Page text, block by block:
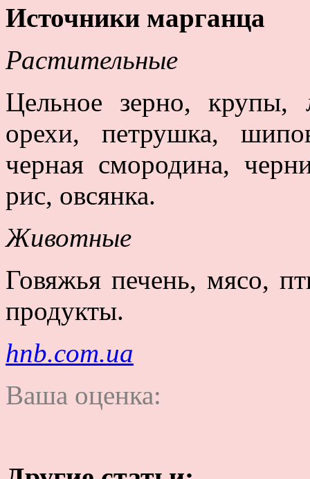
Источники марганца
Растительные
Цельное зерно, крупы,
орехи, петрушка,
черная смородина,
рис, овсянка.
Животные
Говяжья печень, мясо,
продукты.
hnb.com.ua
Ваша оценка: